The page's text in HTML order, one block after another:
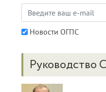
Новости ОГПС
Руководство